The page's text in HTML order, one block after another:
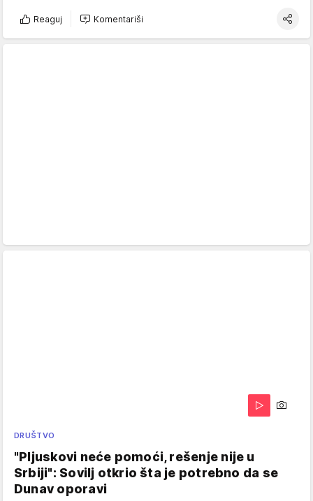
Reaguj Komentariši
DRUŠTVO
"Pljuskovi neće pomoći, rešenje nije u
Srbiji": Sovilj otkrio šta je potrebno da se
Dunav oporavi